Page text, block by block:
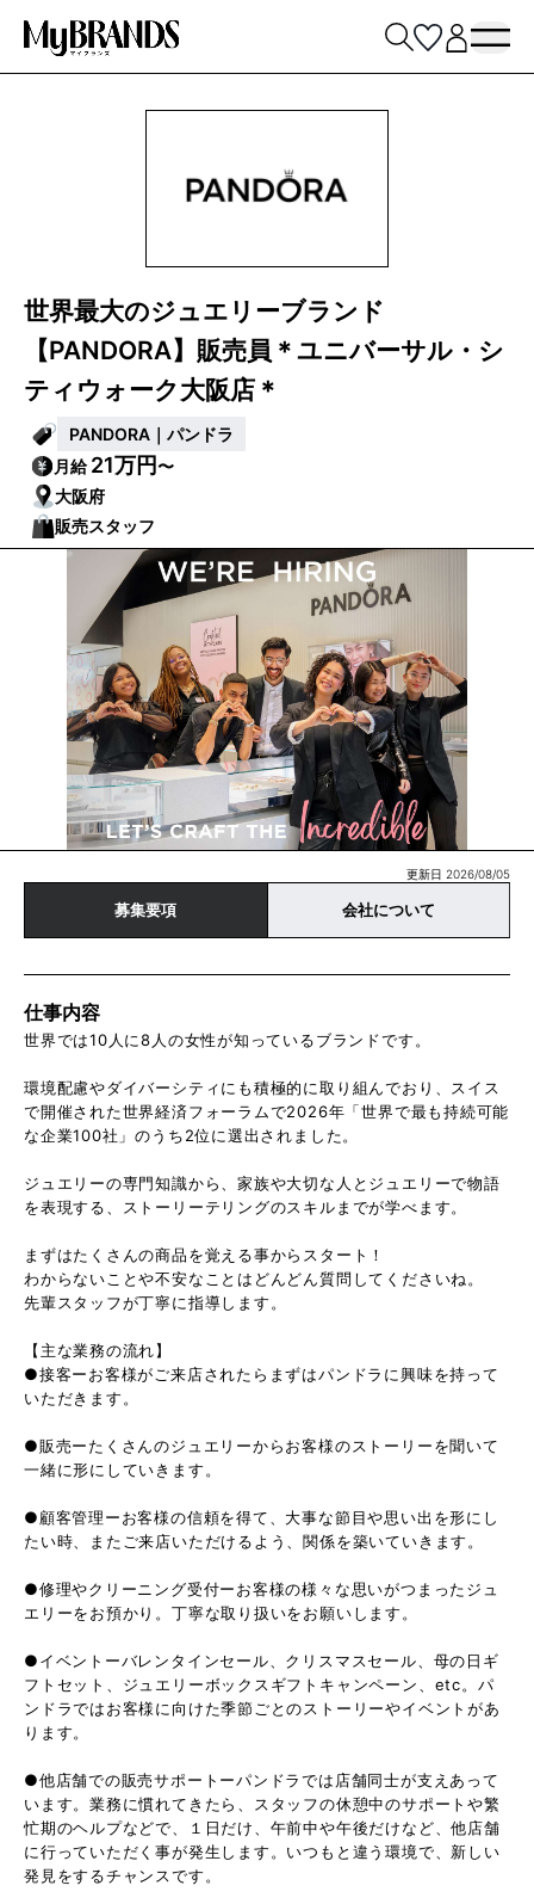
世界最大のジュエリーブランド
【PANDORA】販売員＊ユニバーサル・シ
ティウォーク大阪店＊
PANDORA｜パンドラ
月給21万円〜
大阪府
販売スタッフ
更新日 2026/08/05
募集要項 会社について
仕事内容
世界では10人に8人の女性が知っているブランドです。
環境配慮やダイバーシティにも積極的に取り組んでおり、スイス
で開催された世界経済フォーラムで2026年「世界で最も持続可能
な企業100社」のうち2位に選出されました。
ジュエリーの専門知識から、家族や大切な人とジュエリーで物語
を表現する、ストーリーテリングのスキルまでが学べます。
まずはたくさんの商品を覚える事からスタート！
わからないことや不安なことはどんどん質問してくださいね。
先輩スタッフが丁寧に指導します。
【主な業務の流れ】
●接客ーお客様がご来店されたらまずはパンドラに興味を持って
いただきます。
●販売ーたくさんのジュエリーからお客様のストーリーを聞いて
一緒に形にしていきます。
●顧客管理ーお客様の信頼を得て、大事な節目や思い出を形にし
たい時、またご来店いただけるよう、関係を築いていきます。
●修理やクリーニング受付ーお客様の様々な思いがつまったジュ
エリーをお預かり。丁寧な取り扱いをお願いします。
●イベントーバレンタインセール、クリスマスセール、母の日ギ
フトセット、ジュエリーボックスギフトキャンペーン、etc。パ
ンドラではお客様に向けた季節ごとのストーリーやイベントがあ
ります。
●他店舗での販売サポートーパンドラでは店舗同士が支えあって
います。業務に慣れてきたら、スタッフの休憩中のサポートや繁
忙期のヘルプなどで、１日だけ、午前中や午後だけなど、他店舗
に行っていただく事が発生します。いつもと違う環境で、新しい
発見をするチャンスです。